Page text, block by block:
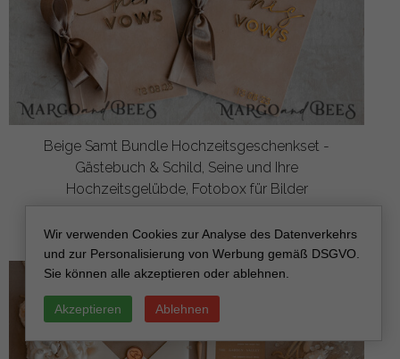
Beige Samt Bundle Hochzeitsgeschenkset -
Gästebuch & Schild, Seine und Ihre
Hochzeitsgelübde, Fotobox für Bilder
118.00 EUR/147.50 EUR
Wir verwenden Cookies zur Analyse des Datenverkehrs
und zur Personalisierung von Werbung gemäß DSGVO.
Sie können alle akzeptieren oder ablehnen.
Akzeptieren Ablehnen